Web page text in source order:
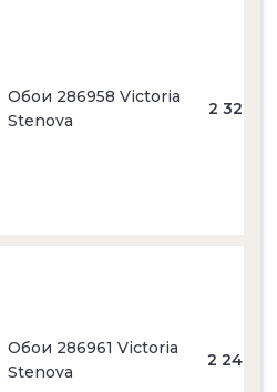
Обои 286958 Victoria
Stenova
2 320
Обои 286961 Victoria
Stenova
2 240